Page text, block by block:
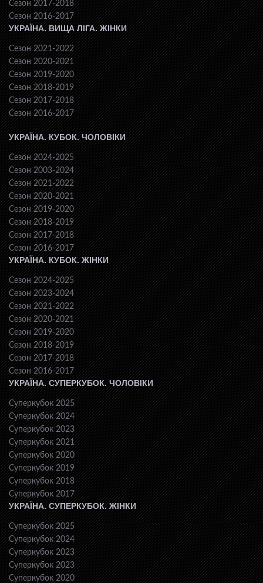
Сезон 2017-2018
Сезон 2016-2017
УКРАЇНА. ВИЩА ЛІГА. ЖІНКИ
Сезон 2021-2022
Сезон 2020-2021
Сезон 2019-2020
Сезон 2018-2019
Сезон 2017-2018
Сезон 2016-2017
УКРАЇНА. КУБОК. ЧОЛОВІКИ
Сезон 2024-2025
Сезон 2003-2024
Сезон 2021-2022
Сезон 2020-2021
Сезон 2019-2020
Сезон 2018-2019
Сезон 2017-2018
Сезон 2016-2017
УКРАЇНА. КУБОК. ЖІНКИ
Сезон 2024-2025
Сезон 2023-2024
Сезон 2021-2022
Сезон 2020-2021
Сезон 2019-2020
Сезон 2018-2019
Сезон 2017-2018
Сезон 2016-2017
УКРАЇНА. СУПЕРКУБОК. ЧОЛОВІКИ
Суперкубок 2025
Суперкубок 2024
Суперкубок 2023
Суперкубок 2021
Суперкубок 2020
Суперкубок 2019
Суперкубок 2018
Суперкубок 2017
УКРАЇНА. СУПЕРКУБОК. ЖІНКИ
Суперкубок 2025
Суперкубок 2024
Суперкубок 2023
Суперкубок 2023
Суперкубок 2020